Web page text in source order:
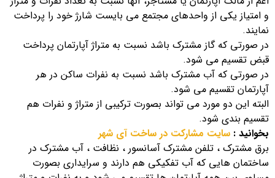
و امتیاز یکی از واحدهای مجتمع می بایست شارژ خود را پرداخت
نمایند.
در صورتی که گاز مشترک باشد نسبت به متراژ آپارتمان پرداخت
قبض تقسیم می شود.
در صورتی که آب مشترک باشد نسبت به نفرات ساکن در هر
آپارتمان تقسیم می شود.
البته این دو مورد می تواند بصورت ترکیبی از متراژ و نفرات هم
تقسیم بندی شود.
بخوانید : سایت مشارکت در ساخت آی شهر
برق مشترک ، تلفن مشترک آسانسور ، نظافت ، آب مشترک در
ساختمان هایی که آب تفکیکی هم دارند و سرایداری بصورت